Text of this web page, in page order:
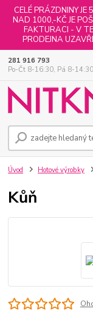
CELÉ PRÁZDNINY
NAD 1000,-KČ JE
FAKTURACI - V
PRODEJNA
281 916 793
Po-Čt 8-16:30, Pá 8-14:30
Úvod Hotové výrobky
Kůň